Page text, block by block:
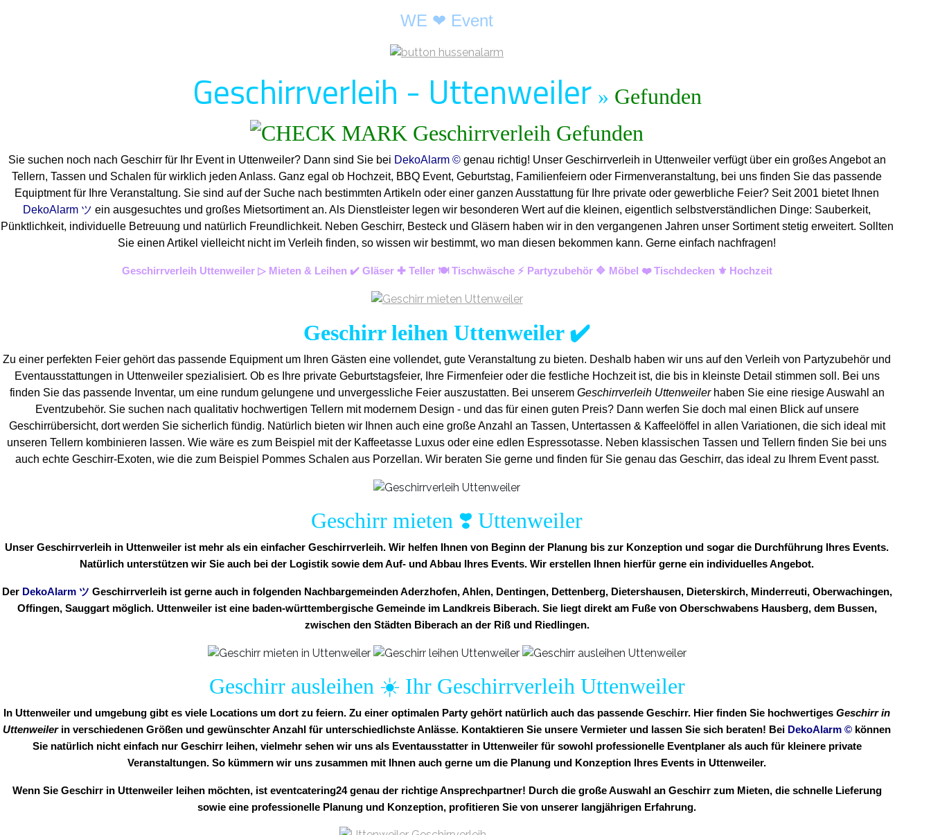
WE ❤ Event
Geschirrverleih - Uttenweiler » Gefunden
Sie suchen noch nach Geschirr für Ihr Event in Uttenweiler? Dann sind Sie bei DekoAlarm ©genau richtig! Unser Geschirrverleih in Uttenweiler verfügt über ein großes Angebot an
Tellern, Tassen und Schalen für wirklich jeden Anlass. Ganz egal ob Hochzeit, BBQ Event, Geburtstag, Familienfeiern oder Firmenveranstaltung, bei uns finden Sie das passende
Equiptment für Ihre Veranstaltung. Sie sind auf der Suche nach bestimmten Artikeln oder einer ganzen Ausstattung für Ihre private oder gewerbliche Feier? Seit 2001 bietet Ihnen
DekoAlarm ツ ein ausgesuchtes und großes Mietsortiment an. Als Dienstleister legen wir besonderen Wert auf die kleinen, eigentlich selbstverständlichen Dinge: Sauberkeit,
Pünktlichkeit, individuelle Betreuung und natürlich Freundlichkeit. Neben Geschirr, Besteck und Gläsern haben wir in den vergangenen Jahren unser Sortiment stetig erweitert. Sollten
Sie einen Artikel vielleicht nicht im Verleih finden, so wissen wir bestimmt, wo man diesen bekommen kann. Gerne einfach nachfragen!
Geschirrverleih Uttenweiler ▷ Mieten & Leihen ✔️ Gläser ✚ Teller 🍽️ Tischwäsche ⚡ Partyzubehör 🔷 Möbel ❤️ Tischdecken ⚜️ Hochzeit
Geschirr leihen Uttenweiler ✔️
Zu einer perfekten Feier gehört das passende Equipment um Ihren Gästen eine vollendet, gute Veranstaltung zu bieten. Deshalb haben wir uns auf den Verleih von Partyzubehör und
Eventausstattungen in Uttenweiler spezialisiert. Ob es Ihre private Geburtstagsfeier, Ihre Firmenfeier oder die festliche Hochzeit ist, die bis in kleinste Detail stimmen soll. Bei uns
finden Sie das passende Inventar, um eine rundum gelungene und unvergessliche Feier auszustatten. Bei unserem Geschirrverleih Uttenweilerhaben Sie eine riesige Auswahl an
Eventzubehör. Sie suchen nach qualitativ hochwertigen Tellern mit modernem Design - und das für einen guten Preis? Dann werfen Sie doch mal einen Blick auf unsere
Geschirrübersicht, dort werden Sie sicherlich fündig. Natürlich bieten wir Ihnen auch eine große Anzahl an Tassen, Untertassen & Kaffeelöffel in allen Variationen, die sich ideal mit
unseren Tellern kombinieren lassen. Wie wäre es zum Beispiel mit der Kaffeetasse Luxus oder eine edlen Espressotasse. Neben klassischen Tassen und Tellern finden Sie bei uns
auch echte Geschirr-Exoten, wie die zum Beispiel Pommes Schalen aus Porzellan. Wir beraten Sie gerne und finden für Sie genau das Geschirr, das ideal zu Ihrem Event passt.
Geschirr mieten ❣️ Uttenweiler
Unser Geschirrverleih in Uttenweiler ist mehr als ein einfacher Geschirrverleih. Wir helfen Ihnen von Beginn der Planung bis zur Konzeption und sogar die Durchführung Ihres Events.
Natürlich unterstützen wir Sie auch bei der Logistik sowie dem Auf- und Abbau Ihres Events. Wir erstellen Ihnen hierfür gerne ein individuelles Angebot.
Der DekoAlarm ツ Geschirrverleih ist gerne auch in folgenden Nachbargemeinden Aderzhofen, Ahlen, Dentingen, Dettenberg, Dietershausen, Dieterskirch, Minderreuti, Oberwachingen,
Offingen, Sauggart möglich. Uttenweiler ist eine baden-württembergische Gemeinde im Landkreis Biberach. Sie liegt direkt am Fuße von Oberschwabens Hausberg, dem Bussen,
zwischen den Städten Biberach an der Riß und Riedlingen.
Geschirr ausleihen ☀️ Ihr Geschirrverleih Uttenweiler
In Uttenweiler und umgebung gibt es viele Locations um dort zu feiern. Zu einer optimalen Party gehört natürlich auch das passende Geschirr. Hier finden Sie hochwertiges Geschirr in
Uttenweilerin verschiedenen Größen und gewünschter Anzahl für unterschiedlichste Anlässe. Kontaktieren Sie unsere Vermieter und lassen Sie sich beraten! Bei DekoAlarm © können
Sie natürlich nicht einfach nur Geschirr leihen, vielmehr sehen wir uns als Eventausstatter in Uttenweiler für sowohl professionelle Eventplaner als auch für kleinere private
Veranstaltungen. So kümmern wir uns zusammen mit Ihnen auch gerne um die Planung und Konzeption Ihres Events in Uttenweiler.
Wenn Sie Geschirr in Uttenweiler leihen möchten, ist eventcatering24 genau der richtige Ansprechpartner! Durch die große Auswahl an Geschirr zum Mieten, die schnelle Lieferung
sowie eine professionelle Planung und Konzeption, profitieren Sie von unserer langjährigen Erfahrung.